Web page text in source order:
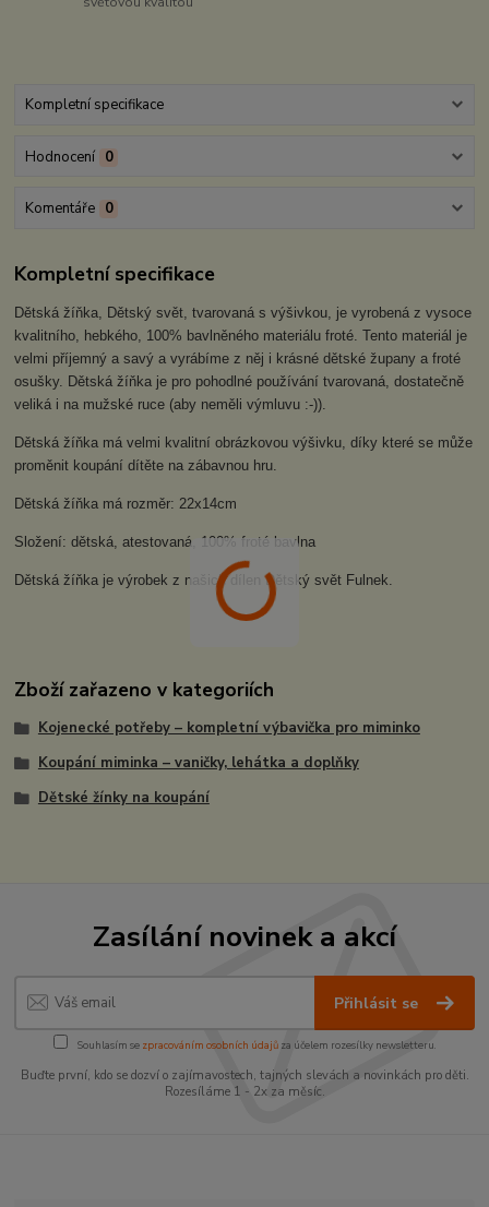
Kompletní specifikace
Hodnocení 0
Komentáře 0
Kompletní specifikace
Dětská žíňka, Dětský svět, tvarovaná s výšivkou, je vyrobená z vysoce
kvalitního, hebkého, 100% bavlněného materiálu froté. Tento materiál je
velmi příjemný a savý a vyrábíme z něj i krásné dětské župany a froté
osušky. Dětská žíňka je pro pohodlné používání tvarovaná, dostatečně
veliká i na mužské ruce (aby neměli výmluvu :-)).
Dětská žíňka má velmi kvalitní obrázkovou výšivku, díky které se může
proměnit koupání dítěte na zábavnou hru.
Dětská žíňka má rozměr: 22x14cm
Složení: dětská, atestovaná, 100% froté bavlna
Dětská žíňka je výrobek z našich dílen Dětský svět Fulnek.
Zboží zařazeno v kategoriích
Kojenecké potřeby – kompletní výbavička pro miminko
Koupání miminka – vaničky, lehátka a doplňky
Dětské žínky na koupání
Zasílání novinek a akcí
Přihlásit se
Souhlasím se zpracováním osobních údajůza účelem rozesílky newsletteru.
Buďte první, kdo se dozví o zajímavostech, tajných slevách a novinkách pro děti.
Rozesíláme 1 - 2x za měsíc.